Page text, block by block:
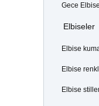
Gece
Elbiseler
Elbise
Elbise
Elbise